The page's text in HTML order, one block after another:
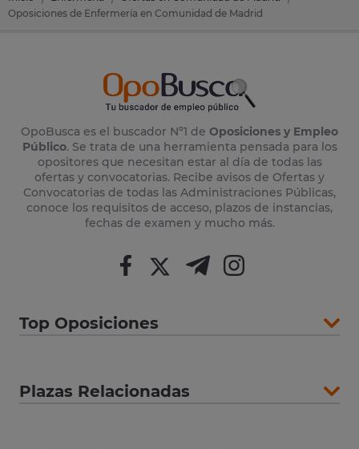
Oposiciones de Enfermería en Comunidad de Madrid
OpoBusca es el buscador Nº1 de Oposiciones y Empleo
Público. Se trata de una herramienta pensada para los
opositores que necesitan estar al día de todas las
ofertas y convocatorias. Recibe avisos de Ofertas y
Convocatorias de todas las Administraciones Públicas,
conoce los requisitos de acceso, plazos de instancias,
fechas de examen y mucho más.
Top Oposiciones
Plazas Relacionadas